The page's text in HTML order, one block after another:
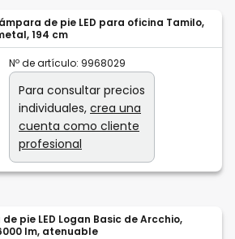
de pie LED para oficina Tamilo,
194 cm
Nº de artículo: 9968029
Para consultar precios
individuales, crea una
cuenta como cliente
profesional
pie LED Logan Basic de Arcchio,
lm, atenuable